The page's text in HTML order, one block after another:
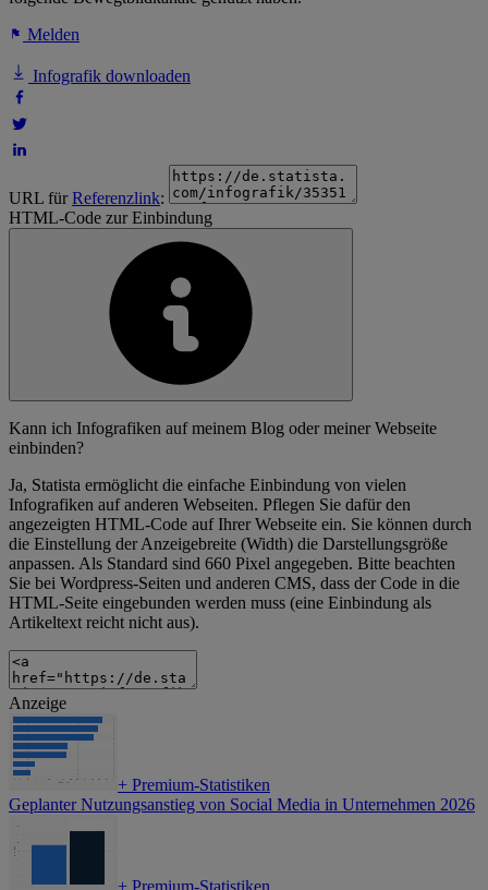
Melden
Infografik downloaden
URL fürReferenzlink:
HTML-Code zur Einbindung
Kann ich Infografiken auf meinem Blog oder meiner Webseite
einbinden?
Ja, Statista ermöglicht die einfache Einbindung von vielen
Infografiken auf anderen Webseiten. Pflegen Sie dafür den
angezeigten HTML-Code auf Ihrer Webseite ein. Sie können durch
die Einstellung der Anzeigebreite (Width) die Darstellungsgröße
anpassen. Als Standard sind 660 Pixel angegeben. Bitte beachten
Sie bei Wordpress-Seiten und anderen CMS, dass der Code in die
HTML-Seite eingebunden werden muss (eine Einbindung als
Artikeltext reicht nicht aus).
Anzeige
+ Premium-Statistiken
Geplanter Nutzungsanstieg von Social Media in Unternehmen 2026